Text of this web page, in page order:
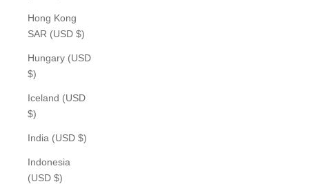
Hong Kong
SAR (USD $)
Hungary (USD
$)
Iceland (USD
$)
India (USD $)
Indonesia
(USD $)